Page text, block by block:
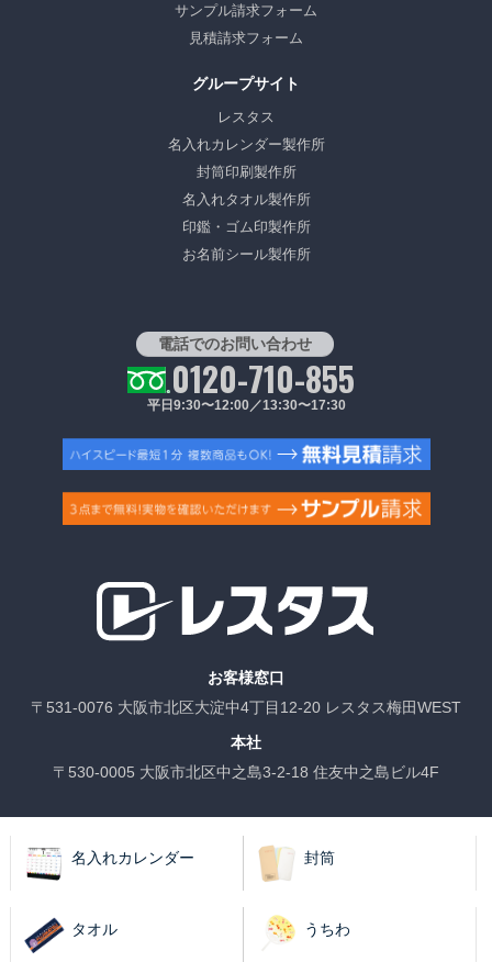
サンプル請求フォーム
見積請求フォーム
グループサイト
レスタス
名入れカレンダー製作所
封筒印刷製作所
名入れタオル製作所
印鑑・ゴム印製作所
お名前シール製作所
電話でのお問い合わせ
0120-710-855
平日9:30〜12:00／13:30〜17:30
お客様窓口
〒531-0076 大阪市北区大淀中4丁目12-20 レスタス梅田WEST
本社
〒530-0005 大阪市北区中之島3-2-18 住友中之島ビル4F
名入れカレンダー 封筒
タオル うちわ